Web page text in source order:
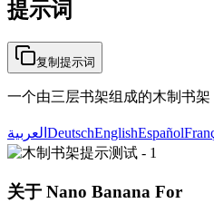
提示词
复制提示词
一个由三层书架组成的木制书
العربية DeutschEnglishEspañol
关于 Nano Banana For